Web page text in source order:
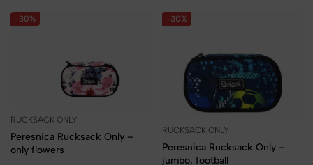
-30%
RUCKSACK ONLY
Peresnica Rucksack Only –
only flowers
-30%
RUCKSACK ONLY
Peresnica Rucksack Only –
jumbo, football